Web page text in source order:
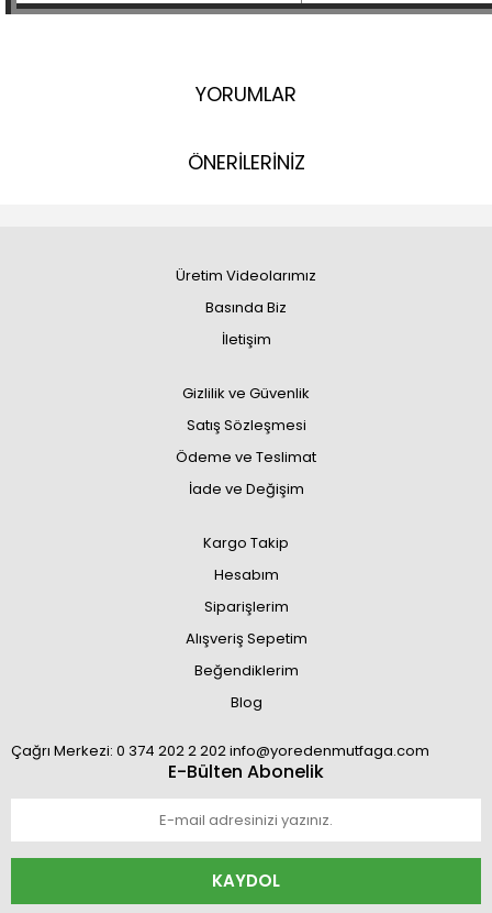
YORUMLAR
ÖNERİLERİNİZ
Üretim Videolarımız
Basında Biz
İletişim
Gizlilik ve Güvenlik
Satış Sözleşmesi
Ödeme ve Teslimat
İade ve Değişim
Kargo Takip
Hesabım
Siparişlerim
Alışveriş Sepetim
Beğendiklerim
Blog
Çağrı Merkezi: 0 374 202 2 202 info@yoredenmutfaga.com
E-Bülten Abonelik
KAYDOL